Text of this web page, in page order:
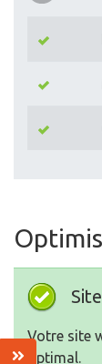
Votre site
optimal.